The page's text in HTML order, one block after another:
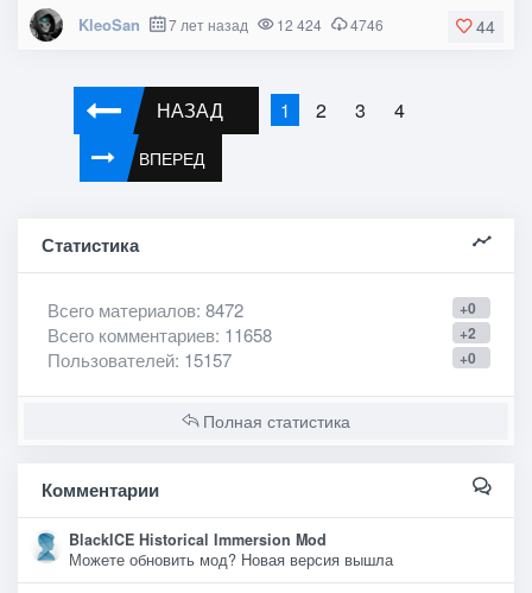
44
KleoSan 7 лет назад 12 424 4746
НАЗАД 1 2 3 4
ВПЕРЕД
Статистика
+0
Всего материалов: 8472
+2
Всего комментариев: 11658
+0
Пользователей: 15157
Полная статистика
Комментарии
BlackICE Historical Immersion Mod
Можете обновить мод? Новая версия вышла